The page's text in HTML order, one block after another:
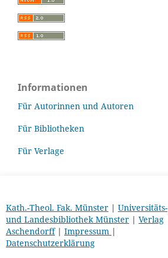
Informationen
Für Autorinnen und Autoren
Für Bibliotheken
Für Verlage
Kath.-Theol. Fak. Münster| Universitäts-
und Landesbibliothek Münster| Verlag
Aschendorff| Impressum |
Datenschutzerklärung